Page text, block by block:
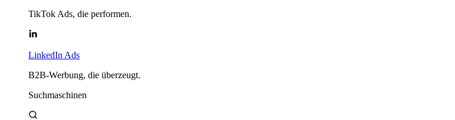
TikTok Ads, die performen.
LinkedIn Ads
B2B-Werbung, die überzeugt.
Suchmaschinen